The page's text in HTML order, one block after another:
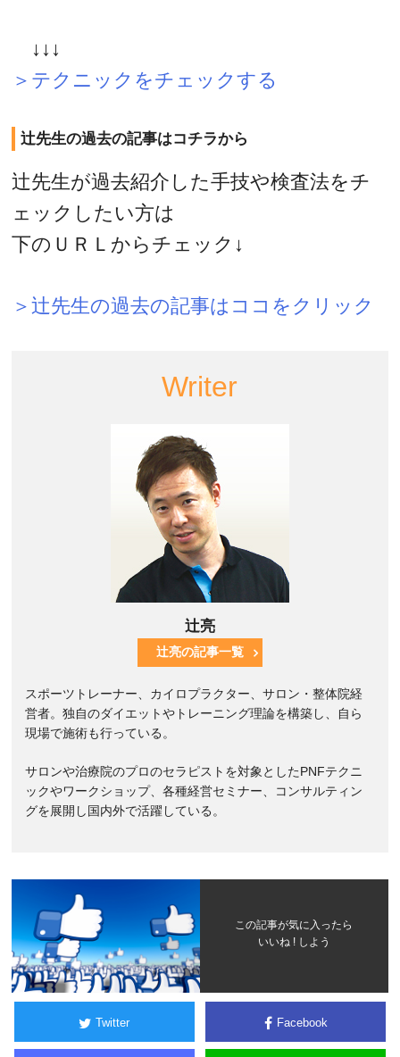
↓↓↓
＞テクニックをチェックする
辻先生の過去の記事はコチラから
辻先生が過去紹介した手技や検査法をチ
ェックしたい方は
下のＵＲＬからチェック↓
＞辻先生の過去の記事はココをクリック
Writer
辻亮
辻亮の記事一覧
スポーツトレーナー、カイロプラクター、サロン・整体院経
営者。独自のダイエットやトレーニング理論を構築し、自ら
現場で施術も行っている。
サロンや治療院のプロのセラピストを対象としたPNFテクニ
ックやワークショップ、各種経営セミナー、コンサルティン
グを展開し国内外で活躍している。
この記事が気に入ったら
いいね ! しよう
Twitter Facebook